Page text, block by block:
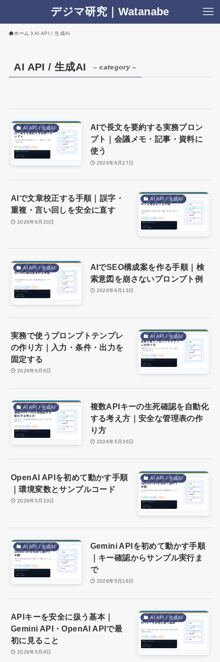
デジマ研究｜Watanabe
ホーム AI API / 生成AI
AI API / 生成AI – category –
AI API / 生成AI
AIで長文を要約する実務プロン
プト｜会議メモ・記事・資料に
使う
2026年6月27日
AI API / 生成AI
AIで文章校正する手順｜誤字・
重複・言い回しを安全に直す
2026年6月20日
AI API / 生成AI
AIでSEO構成案を作る手順｜検
索意図を崩さないプロンプト例
2026年6月13日
AI API / 生成AI
実務で使うプロンプトテンプレ
の作り方｜入力・条件・出力を
固定する
2026年6月6日
AI API / 生成AI
複数APIキーの生死確認を自動化
する考え方｜安全な管理表の作
り方
2026年5月30日
AI API / 生成AI
OpenAI APIを初めて動かす手順
｜環境変数とサンプルコード
2026年5月23日
AI API / 生成AI
Gemini APIを初めて動かす手順
｜キー確認からサンプル実行ま
で
2026年5月16日
AI API / 生成AI
APIキーを安全に扱う基本｜
Gemini API・OpenAI APIで最
初に見ること
2026年5月9日